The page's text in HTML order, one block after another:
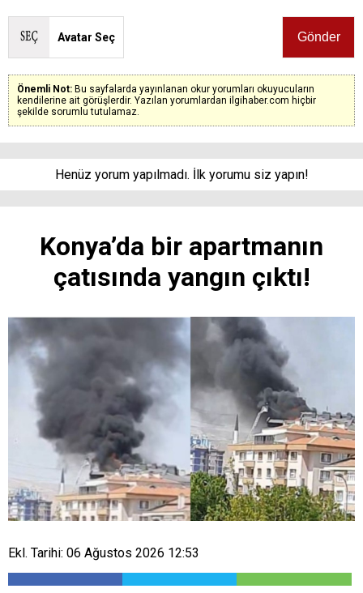
Avatar Seç
Önemli Not: Bu sayfalarda yayınlanan okur yorumları okuyucuların
kendilerine ait görüşlerdir. Yazılan yorumlardan ilgihaber.com hiçbir
şekilde sorumlu tutulamaz.
Henüz yorum yapılmadı. İlk yorumu siz yapın!
Konya’da bir apartmanın
çatısında yangın çıktı!
Ekl. Tarihi: 06 Ağustos 2026 12:53